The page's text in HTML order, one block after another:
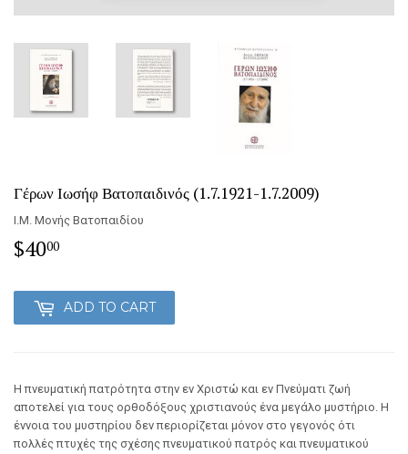
Γέρων Ιωσήφ Βατοπαιδινός (1.7.1921-1.7.2009)
Ι.Μ. Μονής Βατοπαιδίου
$4000
ADD TO CART
Η πνευματική πατρότητα στην εν Χριστώ και εν Πνεύματι ζωή
αποτελεί για τους ορθοδόξους χριστιανούς ένα μεγάλο μυστήριο. Η
έννοια του μυστηρίου δεν περιορίζεται μόνον στο γεγονός ότι
πολλές πτυχές της σχέσης πνευματικού πατρός και πνευματικού